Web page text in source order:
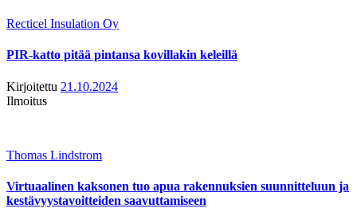
Recticel Insulation Oy
PIR-katto pitää pintansa kovillakin keleillä
Kirjoitettu 21.10.2024
Ilmoitus
Thomas Lindstrom
Virtuaalinen kaksonen tuo apua rakennuksien suunnitteluun ja
kestävyystavoitteiden saavuttamiseen